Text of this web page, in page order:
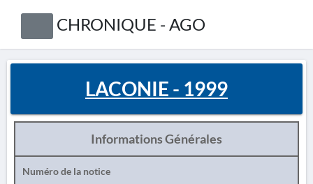
CHRONIQUE - AGO
LACONIE - 1999
Informations Générales
Numéro de la notice